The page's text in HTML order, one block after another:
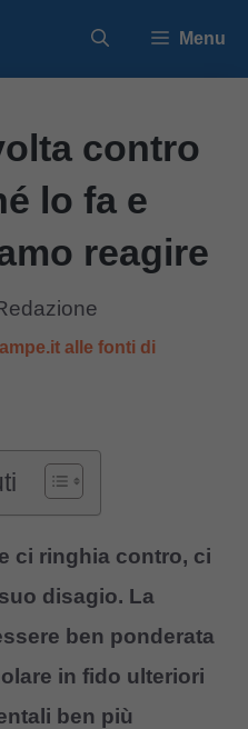
Menu
contro
lo fa e
reagire
alle fonti di
ci ringhia contro, ci
disagio. La
ben ponderata
in fido ulteriori
ben più